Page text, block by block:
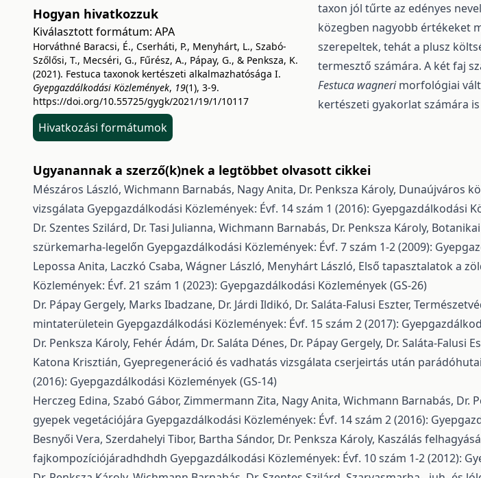
Hogyan hivatkozzuk
Kiválasztott formátum: APA
Horváthné Baracsi, É., Cserháti, P., Menyhárt, L., Szabó-
Szőlősi, T., Mecséri, G., Fűrész, A., Pápay, G., & Penksza, K.
(2021). Festuca taxonok kertészeti alkalmazhatósága I.
Gyepgazdálkodási Közlemények, 19(1), 3-9.
https://doi.org/10.55725/gygk/2021/19/1/10117
Hivatkozási formátumok
taxon jól tűrte az edényes
közegben nagyobb értékeket
szerepeltek, tehát a plusz
termesztő számára. A két faj
Festuca wagnerimorfológiai
kertészeti gyakorlat számára
Ugyanannak a szerző(k)nek a legtöbbet olvasott cikkei
Mészáros László, Wichmann Barnabás, Nagy Anita, Dr. Penksza Károly, Dunaújváros
vizsgálata Gyepgazdálkodási Közlemények: Évf. 14 szám 1 (2016): Gyepgazdálkodási
Dr. Szentes Szilárd, Dr. Tasi Julianna, Wichmann Barnabás, Dr. Penksza Károly,
szürkemarha-legelőn Gyepgazdálkodási Közlemények: Évf. 7 szám 1-2 (2009):
Lepossa Anita, Laczkó Csaba, Wágner László, Menyhárt László, Első tapasztalatok a
Közlemények: Évf. 21 szám 1 (2023): Gyepgazdálkodási Közlemények (GS-26)
Dr. Pápay Gergely, Marks Ibadzane, Dr. Járdi Ildikó, Dr. Saláta-Falusi Eszter,
mintaterületein Gyepgazdálkodási Közlemények: Évf. 15 szám 2 (2017):
Dr. Penksza Károly, Fehér Ádám, Dr. Saláta Dénes, Dr. Pápay Gergely, Dr. Saláta-
Katona Krisztián, Gyepregeneráció és vadhatás vizsgálata cserjeirtás után
(2016): Gyepgazdálkodási Közlemények (GS-14)
Herczeg Edina, Szabó Gábor, Zimmermann Zita, Nagy Anita, Wichmann Barnabás, Dr.
gyepek vegetációjára Gyepgazdálkodási Közlemények: Évf. 14 szám 2 (2016):
Besnyői Vera, Szerdahelyi Tibor, Bartha Sándor, Dr. Penksza Károly, Kaszálás
fajkompozíciójáradhdhdh Gyepgazdálkodási Közlemények: Évf. 10 szám 1-2 (2012):